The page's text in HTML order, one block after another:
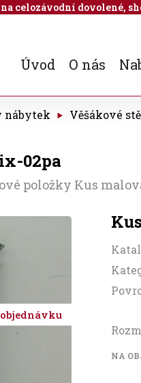
Úvod O nás
02pa
položky Kus
nábytek Věšákové
NA
na celozávodní dovolené,